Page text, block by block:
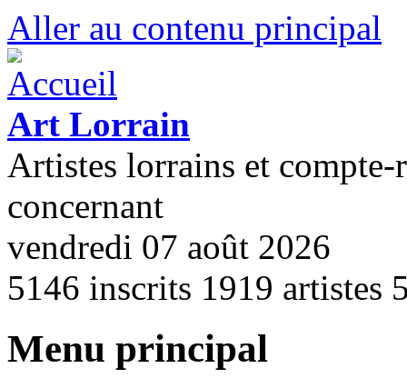
Aller au contenu principal
Art Lorrain
Artistes lorrains et compte-
concernant
vendredi 07 août 2026
5146 inscrits 1919 artistes
Menu principal